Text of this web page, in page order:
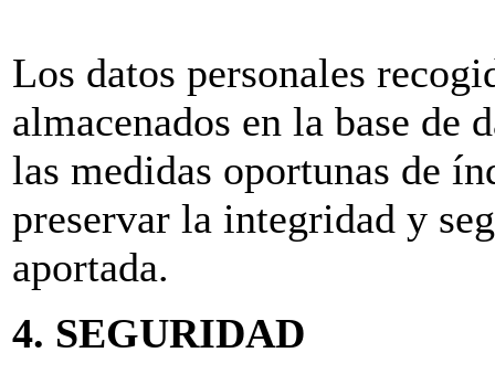
Los datos personales
almacenados en la base de
las medidas oportunas de
preservar la integridad y
aportada.
4. SEGURIDAD